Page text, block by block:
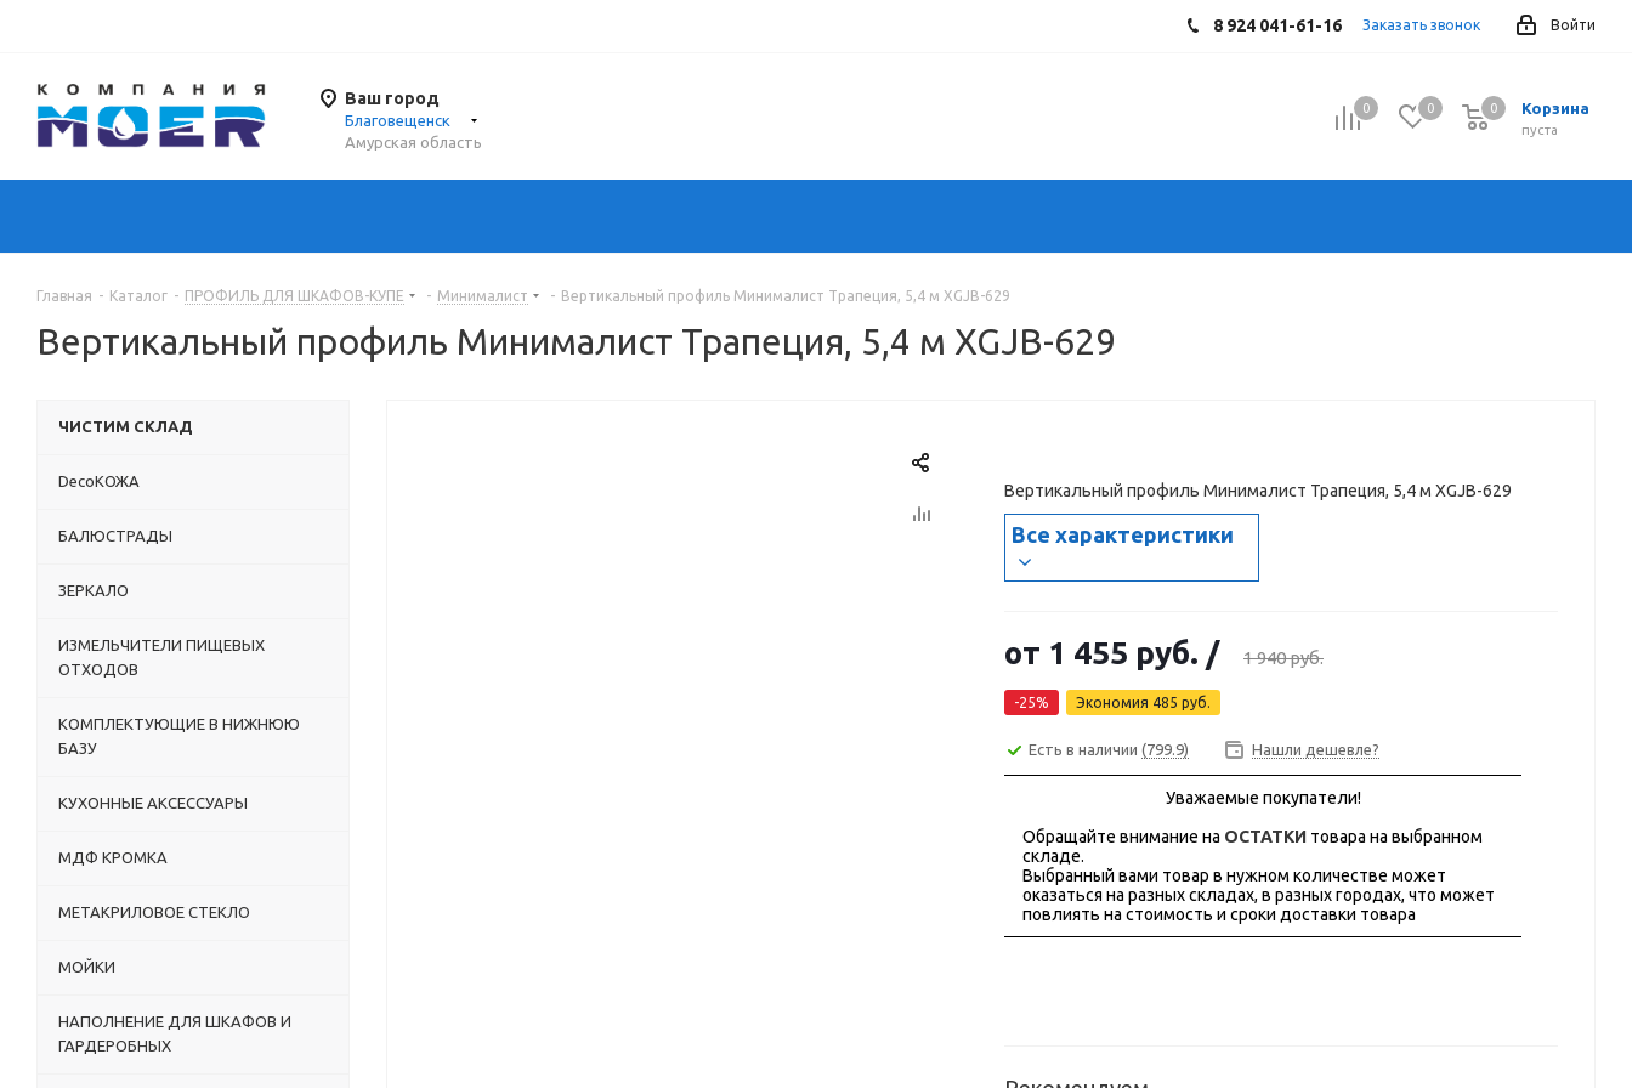
Войти
8 924 041-61-16 Заказать звонок
Ваш город
Благовещенск
Амурская область
0 0 Корзина
0
пуста
0
Главная - Каталог - ПРОФИЛЬ ДЛЯ ШКАФОВ-КУПЕ - Минималист - Вертикальный профиль Минималист Трапеция, 5,4 м XGJB-629
Вертикальный профиль Минималист Трапеция, 5,4 м XGJB-629
Вертикальный профиль Минималист Трапеция, 5,4 м XGJB-629
Все характеристики
от 1 455 руб. / 1 940 руб.
-25% Экономия 485 руб.
Есть в наличии (799.9) Нашли дешевле?
Уважаемые покупатели!
Обращайте внимание на ОСТАТКИ товара на выбранном
складе.
Выбранный вами товар в нужном количестве может
оказаться на разных складах, в разных городах, что может
повлиять на стоимость и сроки доставки товара
ЧИСТИМ СКЛАД
DecoКОЖА
БАЛЮСТРАДЫ
ЗЕРКАЛО
ИЗМЕЛЬЧИТЕЛИ ПИЩЕВЫХ
ОТХОДОВ
КОМПЛЕКТУЮЩИЕ В НИЖНЮЮ
БАЗУ
КУХОННЫЕ АКСЕССУАРЫ
МДФ КРОМКА
МЕТАКРИЛОВОЕ СТЕКЛО
МОЙКИ
НАПОЛНЕНИЕ ДЛЯ ШКАФОВ И
ГАРДЕРОБНЫХ